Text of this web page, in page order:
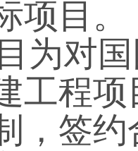
项目 。
为对
工程
，签